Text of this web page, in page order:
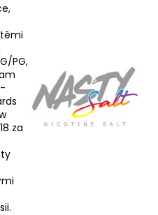
PG,
za